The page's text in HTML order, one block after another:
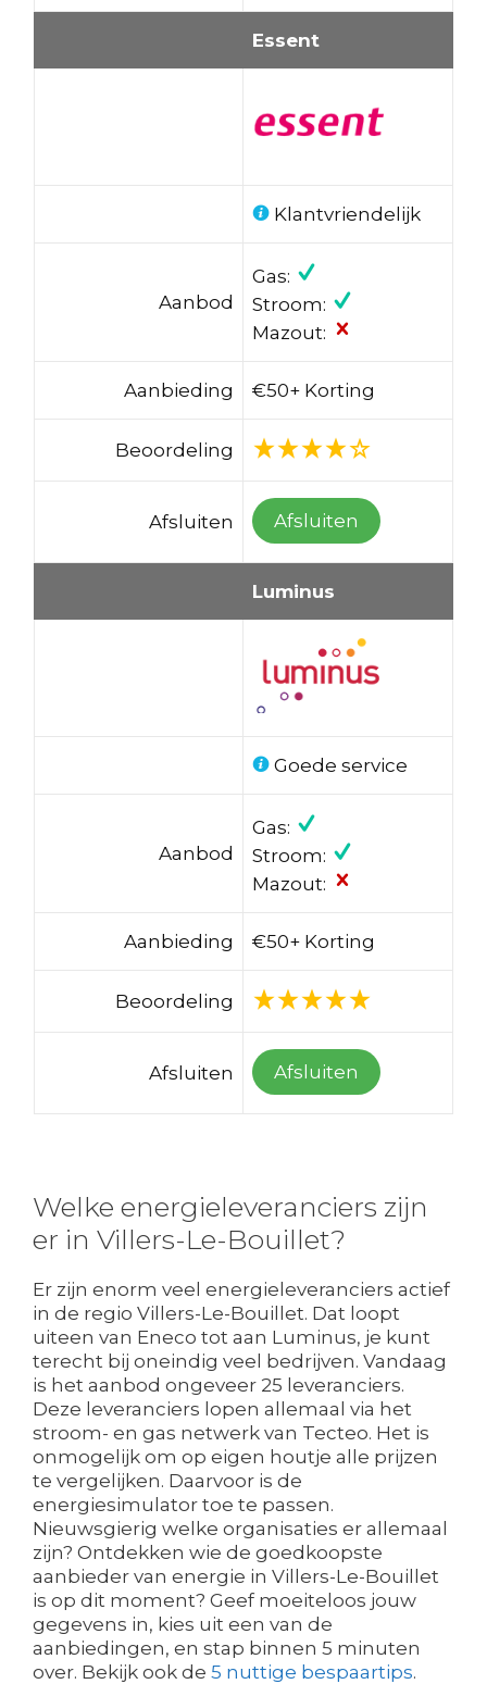
Essent
Klantvriendelijk
Aanbod
Gas:
Stroom:
Mazout:
Aanbieding €50+ Korting
Beoordeling
Afsluiten Afsluiten
Luminus
Goede service
Aanbod
Gas:
Stroom:
Mazout:
Aanbieding €50+ Korting
Beoordeling
Afsluiten Afsluiten
Welke energieleveranciers zijn
er in Villers-Le-Bouillet?
Er zijn enorm veel energieleveranciers actief
in de regio Villers-Le-Bouillet. Dat loopt
uiteen van Eneco tot aan Luminus, je kunt
terecht bij oneindig veel bedrijven. Vandaag
is het aanbod ongeveer 25 leveranciers.
Deze leveranciers lopen allemaal via het
stroom- en gas netwerk van Tecteo. Het is
onmogelijk om op eigen houtje alle prijzen
te vergelijken. Daarvoor is de
energiesimulator toe te passen.
Nieuwsgierig welke organisaties er allemaal
zijn? Ontdekken wie de goedkoopste
aanbieder van energie in Villers-Le-Bouillet
is op dit moment? Geef moeiteloos jouw
gegevens in, kies uit een van de
aanbiedingen, en stap binnen 5 minuten
over. Bekijk ook de 5 nuttige bespaartips.